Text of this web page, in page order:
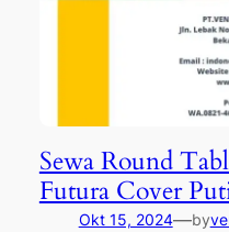
Sewa Round
Futura Cover
Okt 15, 2024—by